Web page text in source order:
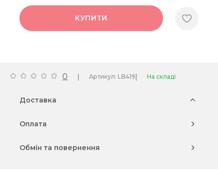
КУПИТИ
0 | Артикул: LB419| На складі
Доставка
Оплата
Обмін та повернення